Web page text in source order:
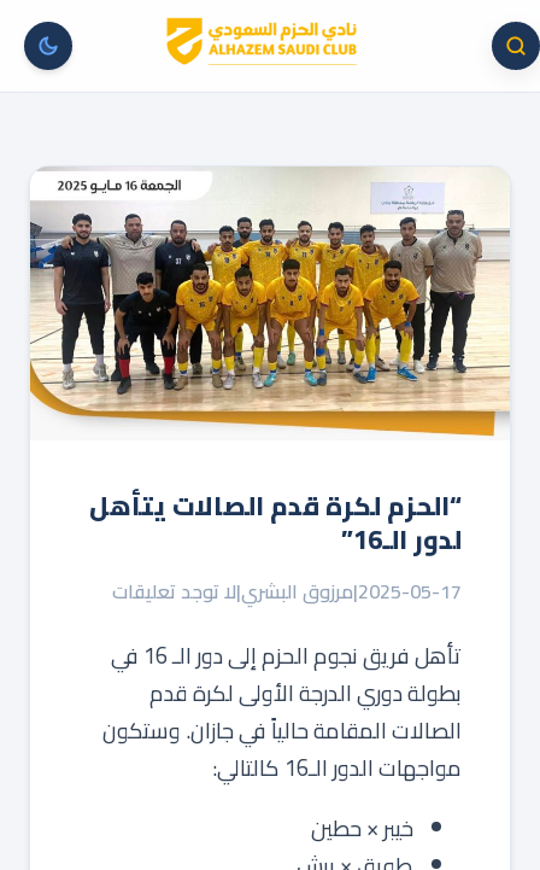
“الحزم لكرة قدم الصالات يتأهل
لدور الـ16”
2025-05-17
|مرزوق البشري|لا توجد تعليقات
تأهل فريق نجوم الحزم إلى دور الـ 16 في
بطولة دوري الدرجة الأولى لكرة قدم
الصالات المقامة حالياً في جازان. وستكون
مواجهات الدور الـ16 كالتالي:
خيبر × حطين